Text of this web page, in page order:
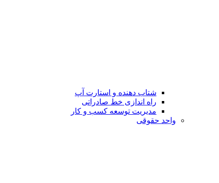
شتاب دهنده و استارت آپ
راه اندازی خط صادراتی
مدیریت توسعه کسب و کار
واحد حقوقی